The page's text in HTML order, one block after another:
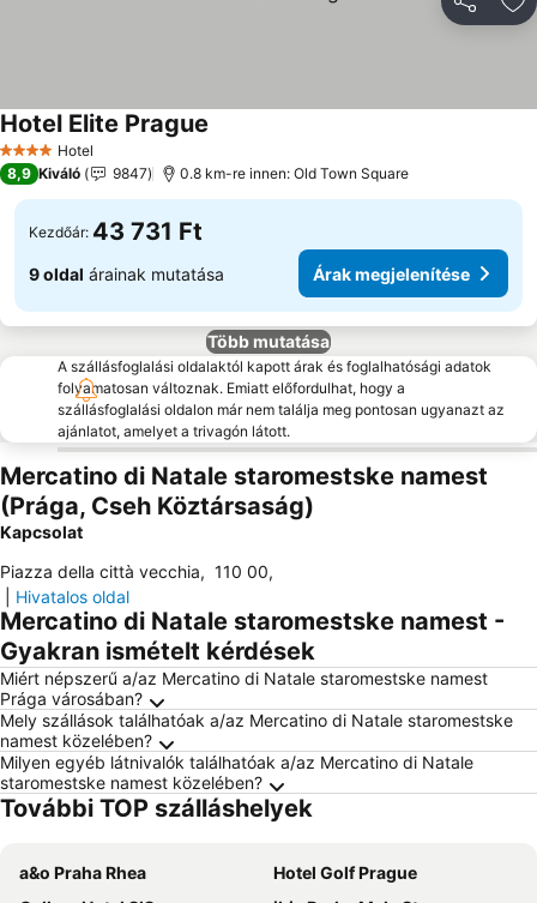
4 KategóriaHotel
Hotel Elite Prague
8,9 Kiváló 9847 0.8 km-re innen: Old Town Square
Kezdőár: 43 731 Ft
9 oldal árainak mutatása Árak megjelenítése
Több mutatása
A szállásfoglalási oldalaktól kapott árak és foglalhatósági adatok
folyamatosan változnak. Emiatt előfordulhat, hogy a
szállásfoglalási oldalon már nem találja meg pontosan ugyanazt az
ajánlatot, amelyet a trivagón látott.
Mercatino di Natale staromestske namest
(Prága, Cseh Köztársaság)
Kapcsolat
Piazza della città vecchia, 110 00,
Hivatalos oldal
Mercatino di Natale staromestske namest -
Gyakran ismételt kérdések
Miért népszerű a/az Mercatino di Natale staromestske namest
Prága városában?
Mely szállások találhatóak a/az Mercatino di Natale staromestske
namest közelében?
Milyen egyéb látnivalók találhatóak a/az Mercatino di Natale
staromestske namest közelében?
További TOP szálláshelyek
a&o Praha Rhea
Hotel Golf Prague